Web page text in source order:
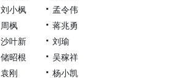
刘小枫
孟令伟
周枫
蒋兆勇
沙叶新
刘瑜
储昭根
吴稼祥
袁刚
杨小凯